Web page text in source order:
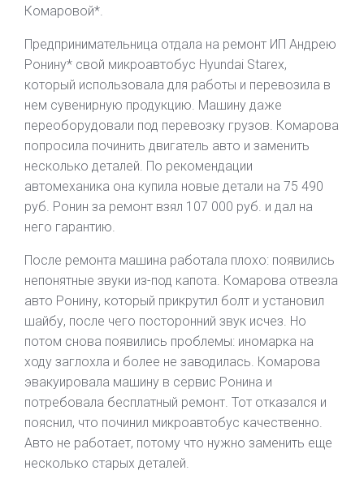
Комаровой*.
Предпринимательница отдала на ремонт ИП Андрею
Ронину* свой микроавтобус Hyundai Starex,
который использовала для работы и перевозила в
нем сувенирную продукцию. Машину даже
переоборудовали под перевозку грузов. Комарова
попросила починить двигатель авто и заменить
несколько деталей. По рекомендации
автомеханика она купила новые детали на 75 490
руб. Ронин за ремонт взял 107 000 руб. и дал на
него гарантию.
После ремонта машина работала плохо: появились
непонятные звуки из-под капота. Комарова отвезла
авто Ронину, который прикрутил болт и установил
шайбу, после чего посторонний звук исчез. Но
потом снова появились проблемы: иномарка на
ходу заглохла и более не заводилась. Комарова
эвакуировала машину в сервис Ронина и
потребовала бесплатный ремонт. Тот отказался и
пояснил, что починил микроавтобус качественно.
Авто не работает, потому что нужно заменить еще
несколько старых деталей.